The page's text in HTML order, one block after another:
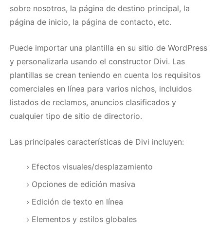
sobre nosotros, la página de destino principal, la
página de inicio, la página de contacto, etc.
Puede importar una plantilla en su sitio de WordPress
y personalizarla usando el constructor Divi. Las
plantillas se crean teniendo en cuenta los requisitos
comerciales en línea para varios nichos, incluidos
listados de reclamos, anuncios clasificados y
cualquier tipo de sitio de directorio.
Las principales características de Divi incluyen:
Efectos visuales/desplazamiento
Opciones de edición masiva
Edición de texto en línea
Elementos y estilos globales